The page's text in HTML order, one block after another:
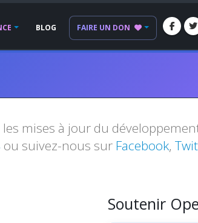
BLOG FAIRE UN DON
mises à jour du
ou suivez-nous sur Facebook,
Soutenir